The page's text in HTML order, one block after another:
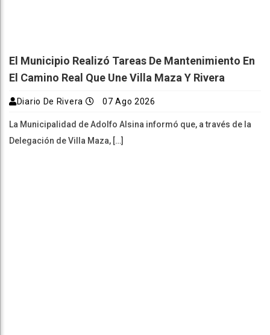
El Municipio Realizó Tareas De Mantenimiento En
El Camino Real Que Une Villa Maza Y Rivera
Diario De Rivera 07 Ago 2026
La Municipalidad de Adolfo Alsina informó que, a través de la
Delegación de Villa Maza, […]